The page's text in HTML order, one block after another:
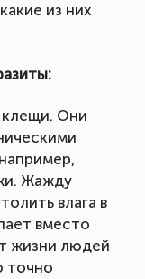
из них
Они
Жажду
влага в
вместо
жизни людей
точно